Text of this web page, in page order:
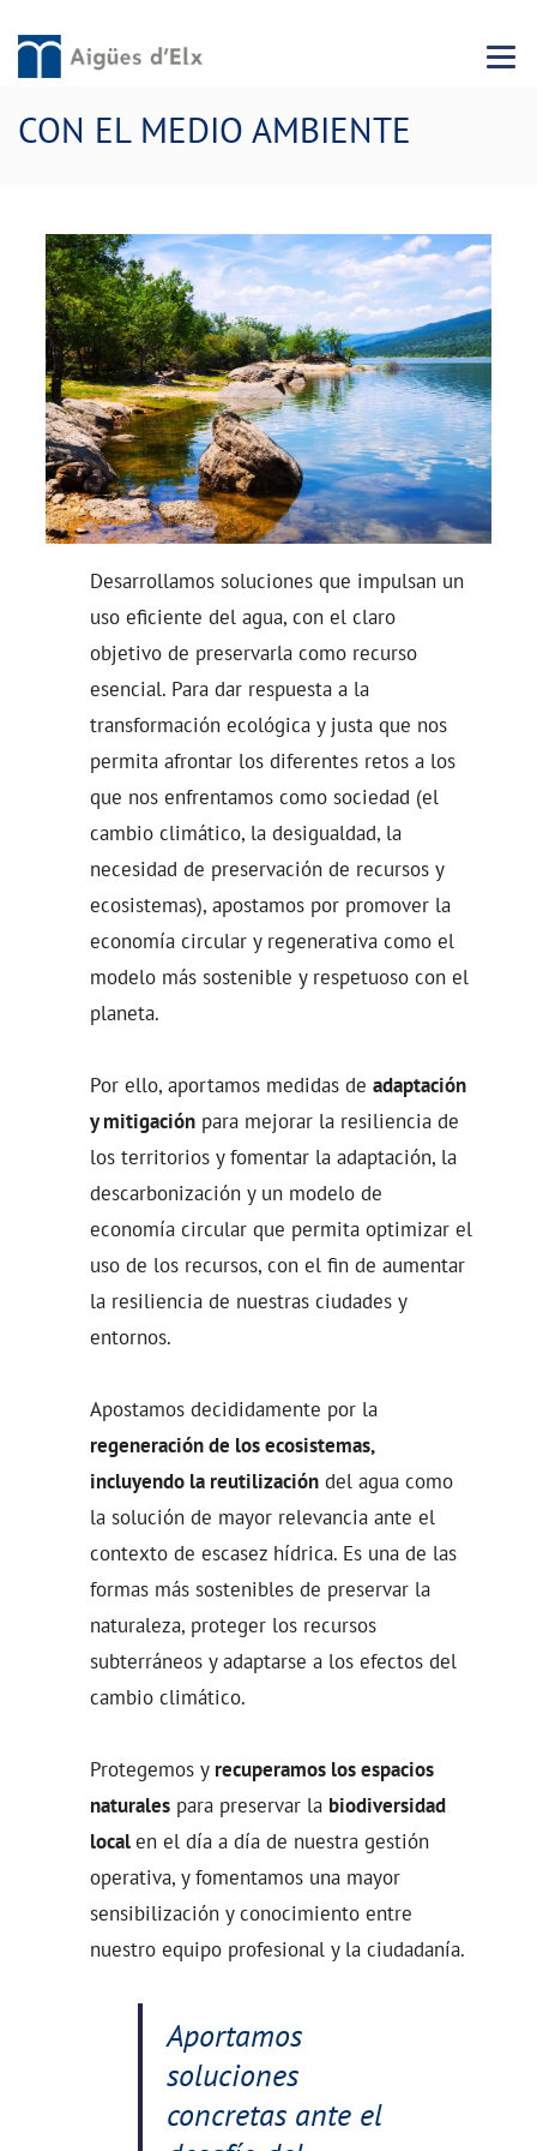
Menu
CON EL MEDIO AMBIENTE
Desarrollamos soluciones que impulsan un
uso eficiente del agua, con el claro
objetivo de preservarla como recurso
esencial. Para dar respuesta a la
transformación ecológica y justa que nos
permita afrontar los diferentes retos a los
que nos enfrentamos como sociedad (el
cambio climático, la desigualdad, la
necesidad de preservación de recursos y
ecosistemas), apostamos por promover la
economía circular y regenerativa como el
modelo más sostenible y respetuoso con el
planeta.
Por ello, aportamos medidas deadaptación
y mitigación para mejorar la resiliencia de
los territorios y fomentar la adaptación, la
descarbonización y un modelo de
economía circular que permita optimizar el
uso de los recursos, con el fin de aumentar
la resiliencia de nuestras ciudades y
entornos.
Apostamos decididamente por la
regeneración de los ecosistemas,
incluyendo la reutilización del agua como
la solución de mayor relevancia ante el
contexto de escasez hídrica. Es una de las
formas más sostenibles de preservar la
naturaleza, proteger los recursos
subterráneos y adaptarse a los efectos del
cambio climático.
Protegemos y recuperamos los espacios
naturales para preservar la biodiversidad
localen el día a día de nuestra gestión
operativa, y fomentamos una mayor
sensibilización y conocimiento entre
nuestro equipo profesional y la ciudadanía.
Aportamos
soluciones
concretas ante el